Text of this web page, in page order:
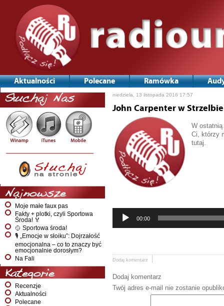
Aktualności Polecane Ramówka
Słuchaj Nas
Najnowsze
Moje małe faux pas
Fakty + plotki, czyli Sportowa
Środa! 🏅
🥎 Sportowa środa!
🎙️ „Emocje w słoiku”: Dojrzałość
emocjonalna – co to znaczy być
emocjonalnie dorosłym?
Na Fali
Kategorie
Recenzje
Aktualności
Polecane
niedziela, 13 listopada 2016 17:57
John Carpenter w
W ostatnią
Ci, którzy
tutaj.
00:00
Dodaj komentarz
Dodaj komentarz
Twój adres e-mail nie zostanie